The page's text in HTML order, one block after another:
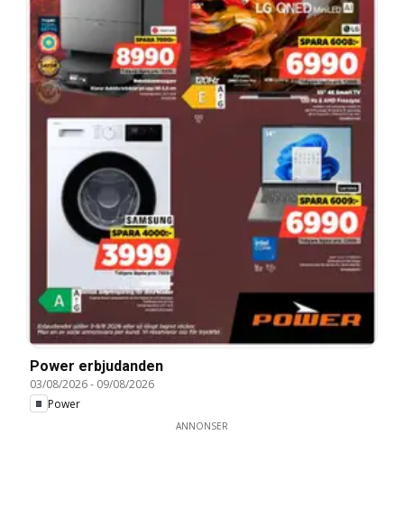
Power erbjudanden
03/08/2026- 09/08/2026
Power
ANNONSER